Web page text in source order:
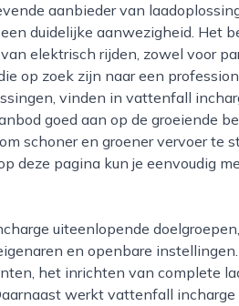
duidelijke aanwezigheid. Het
elektrisch rijden, zowel voor
op zoek zijn naar een
vinden in vattenfall
goed aan op de groeiende
schoner en groener vervoer te
deze pagina kun je eenvoudig
en openbare
het inrichten van complete
werkt vattenfall